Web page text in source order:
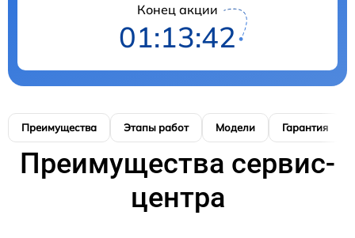
Конец акции
01:13:41
Преимущества Этапы работ Модели Гарантия
Преимущества сервис-
центра